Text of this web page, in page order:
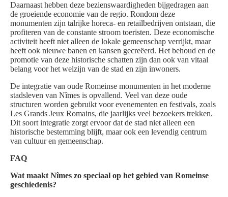
Daarnaast hebben deze bezienswaardigheden bijgedragen aan
de groeiende economie van de regio. Rondom deze
monumenten zijn talrijke horeca- en retailbedrijven ontstaan, die
profiteren van de constante stroom toeristen. Deze economische
activiteit heeft niet alleen de lokale gemeenschap verrijkt, maar
heeft ook nieuwe banen en kansen gecreëerd. Het behoud en de
promotie van deze historische schatten zijn dan ook van vitaal
belang voor het welzijn van de stad en zijn inwoners.
De integratie van oude Romeinse monumenten in het moderne
stadsleven van Nîmes is opvallend. Veel van deze oude
structuren worden gebruikt voor evenementen en festivals, zoals
Les Grands Jeux Romains, die jaarlijks veel bezoekers trekken.
Dit soort integratie zorgt ervoor dat de stad niet alleen een
historische bestemming blijft, maar ook een levendig centrum
van cultuur en gemeenschap.
FAQ
Wat maakt Nîmes zo speciaal op het gebied van Romeinse
geschiedenis?